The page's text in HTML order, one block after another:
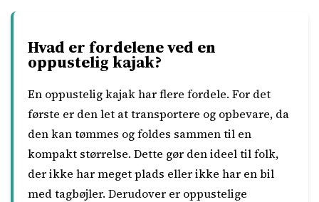
Hvad er fordelene ved en
oppustelig kajak?
En oppustelig kajak har flere fordele. For det
første er den let at transportere og opbevare, da
den kan tømmes og foldes sammen til en
kompakt størrelse. Dette gør den ideel til folk,
der ikke har meget plads eller ikke har en bil
med tagbøjler. Derudover er oppustelige